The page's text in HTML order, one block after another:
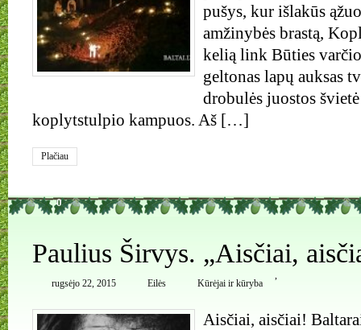
pušys, kur išlakūs
amžinybės brastą,
kelią link Būties
geltonas lapų auksas
drobulės juostos
koplytstulpio kampuos. Aš […]
Plačiau
0
Paulius Širvys. „Aisčiai,
rugsėjo 22, 2015 Eilės
,
Kūrėjai ir kūryba
Aisčiai, aisčiai!